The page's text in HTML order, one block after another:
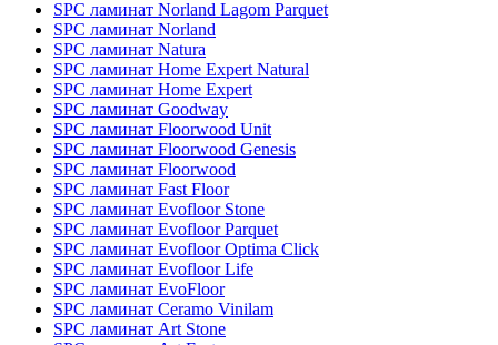
SPC ламинат Norland Lagom Parquet
SPC ламинат Norland
SPC ламинат Natura
SPC ламинат Home Expert Natural
SPC ламинат Home Expert
SPC ламинат Goodway
SPC ламинат Floorwood Unit
SPC ламинат Floorwood Genesis
SPC ламинат Floorwood
SPC ламинат Fast Floor
SPC ламинат Evofloor Stone
SPC ламинат Evofloor Parquet
SPC ламинат Evofloor Optima Click
SPC ламинат Evofloor Life
SPC ламинат EvoFloor
SPC ламинат Ceramo Vinilam
SPC ламинат Art Stone